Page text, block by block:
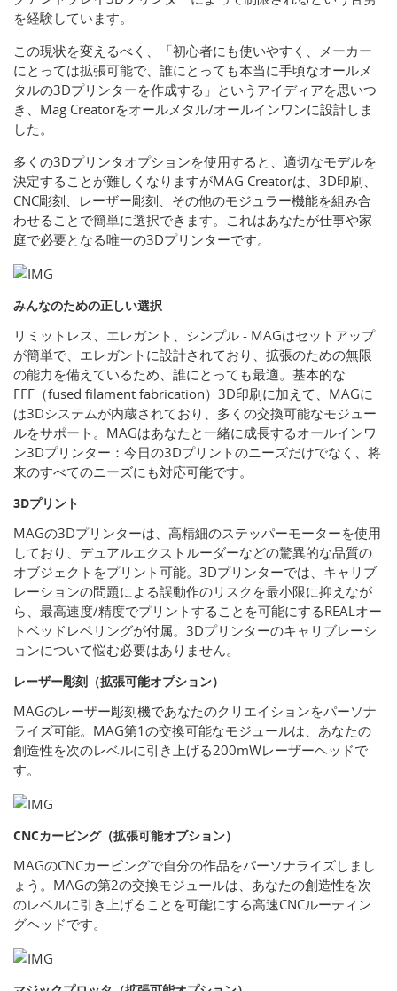
を経験しています。
この現状を変えるべく、「初心者にも使いやすく、メーカー
にとっては拡張可能で、誰にとっても本当に手頃なオールメ
タルの3Dプリンターを作成する」というアイディアを思いつ
き、Mag Creatorをオールメタル/オールインワンに設計しま
した。
多くの3Dプリンタオプションを使用すると、適切なモデルを
決定することが難しくなりますがMAG Creatorは、3D印刷、
CNC彫刻、レーザー彫刻、その他のモジュラー機能を組み合
わせることで簡単に選択できます。これはあなたが仕事や家
庭で必要となる唯一の3Dプリンターです。
みんなのための正しい選択
リミットレス、エレガント、シンプル - MAGはセットアップ
が簡単で、エレガントに設計されており、拡張のための無限
の能力を備えているため、誰にとっても最適。基本的な
FFF（fused filament fabrication）3D印刷に加えて、MAGに
は3Dシステムが内蔵されており、多くの交換可能なモジュー
ルをサポート。MAGはあなたと一緒に成長するオールインワ
ン3Dプリンター：今日の3Dプリントのニーズだけでなく、将
来のすべてのニーズにも対応可能です。
3Dプリント
MAGの3Dプリンターは、高精細のステッパーモーターを使用
しており、デュアルエクストルーダーなどの驚異的な品質の
オブジェクトをプリント可能。3Dプリンターでは、キャリブ
レーションの問題による誤動作のリスクを最小限に抑えなが
ら、最高速度/精度でプリントすることを可能にするREALオー
トベッドレベリングが付属。3Dプリンターのキャリブレーシ
ョンについて悩む必要はありません。
レーザー彫刻（拡張可能オプション）
MAGのレーザー彫刻機であなたのクリエイションをパーソナ
ライズ可能。MAG第1の交換可能なモジュールは、あなたの
創造性を次のレベルに引き上げる200mWレーザーヘッドで
す。
CNCカービング（拡張可能オプション）
MAGのCNCカービングで自分の作品をパーソナライズしまし
ょう。MAGの第2の交換モジュールは、あなたの創造性を次
のレベルに引き上げることを可能にする高速CNCルーティン
グヘッドです。